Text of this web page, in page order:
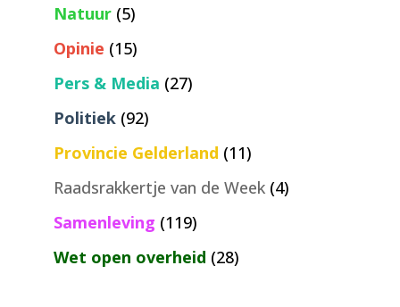
Natuur(5)
Opinie (15)
Pers & Media (27)
Politiek(92)
Provincie Gelderland (11)
Raadsrakkertje van de Week(4)
Samenleving (119)
Wet open overheid (28)